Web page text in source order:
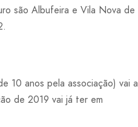
são Albufeira e Vila Nova de
10 anos pela associação) vai a
de 2019 vai já ter em